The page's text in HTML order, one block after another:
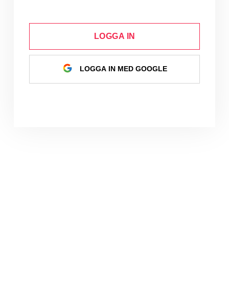
LOGGA IN
LOGGA IN MED GOOGLE